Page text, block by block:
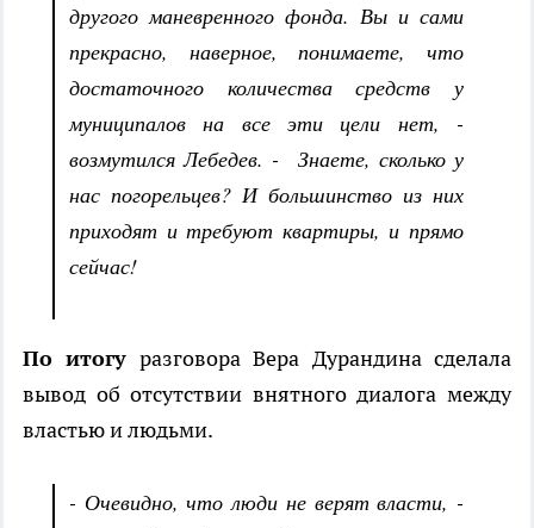
другого маневренного фонда. Вы и сами
прекрасно, наверное, понимаете, что
достаточного количества средств у
муниципалов на все эти цели нет, -
возмутился Лебедев. - Знаете, сколько у
нас погорельцев? И большинство из них
приходят и требуют квартиры, и прямо
сейчас!
По итогу разговора Вера Дурандина сделала
вывод об отсутствии внятного диалога между
властью и людьми.
- Очевидно, что люди не верят власти, -